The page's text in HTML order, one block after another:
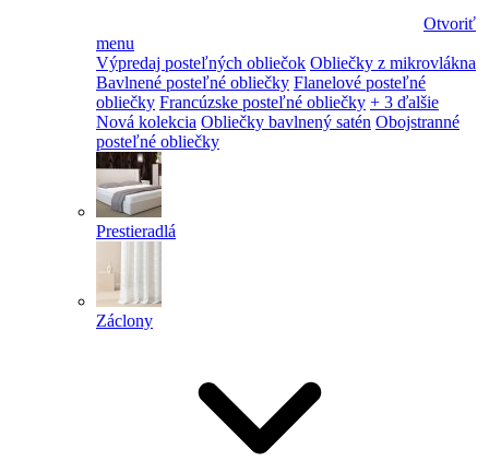
Otvoriť
menu
Výpredaj posteľných obliečok Obliečky z mikrovlákna
Bavlnené posteľné obliečky Flanelové posteľné
obliečky Francúzske posteľné obliečky + 3 ďalšie
Nová kolekcia Obliečky bavlnený satén Obojstranné
posteľné obliečky
Prestieradlá
Záclony